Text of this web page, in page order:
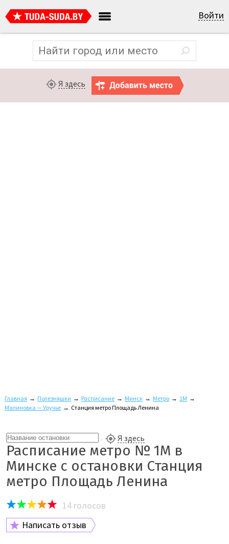
Войти
Я здесь
Главная → Полезняшки → Расписание → Минск → Метро → 1M →
Малиновка — Уручье → Станция метро Площадь Ленина
Я здесь
Расписание метро № 1M в
Минске с остановки Станция
метро Площадь Ленина
14 голосов
Написать отзыв